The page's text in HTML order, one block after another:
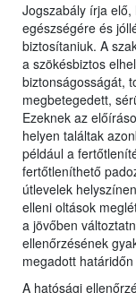
Jogszabály írja
egészségére és
biztosítaniuk. A
a szökésbiztos
biztonságosságát,
megbetegedett,
Ezeknek az
helyen találtak
például a
fertőtleníthető
útlevelek
elleni oltások
a jövőben
ellenőrzésének
megadott
A hatósági